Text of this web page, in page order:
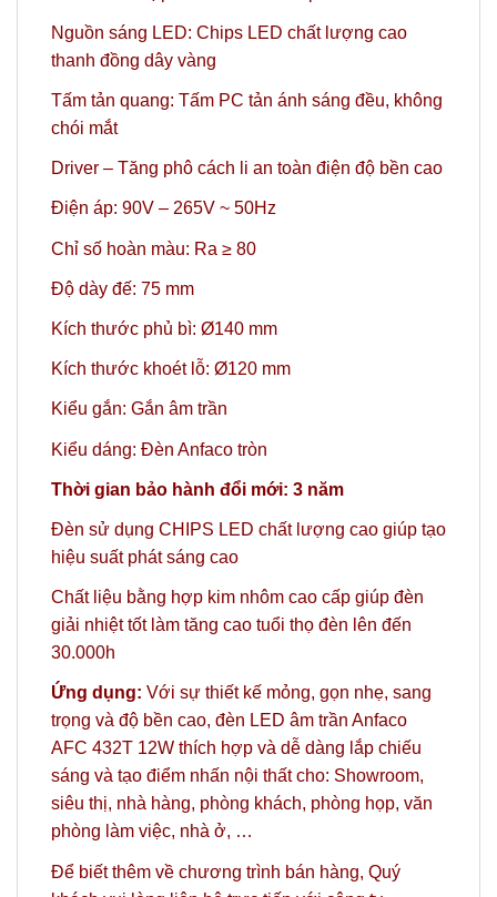
Nguồn sáng LED: Chips LED chất lượng cao
thanh đồng dây vàng
Tấm tản quang: Tấm PC tản ánh sáng đều, không
chói mắt
Driver – Tăng phô cách li an toàn điện độ bền cao
Điện áp: 90V – 265V ~ 50Hz
Chỉ số hoàn màu: Ra ≥ 80
Độ dày đế: 75 mm
Kích thước phủ bì: Ø140 mm
Kích thước khoét lỗ: Ø120 mm
Kiểu gắn: Gắn âm trần
Kiểu dáng: Đèn Anfaco tròn
Thời gian bảo hành đổi mới: 3 năm
Đèn sử dụng CHIPS LED chất lượng cao giúp tạo
hiệu suất phát sáng cao
Chất liệu bằng hợp kim nhôm cao cấp giúp đèn
giải nhiệt tốt làm tăng cao tuổi thọ đèn lên đến
30.000h
Ứng dụng: Với sự thiết kế mỏng, gọn nhẹ, sang
trọng và độ bền cao, đèn LED âm trần Anfaco
AFC 432T 12W thích hợp và dễ dàng lắp chiếu
sáng và tạo điểm nhấn nội thất cho: Showroom,
siêu thị, nhà hàng, phòng khách, phòng họp, văn
phòng làm việc, nhà ở, …
Để biết thêm về chương trình bán hàng, Quý